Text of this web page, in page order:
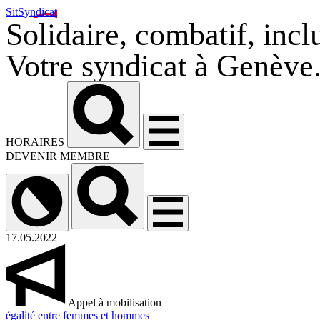
SitSyndicat
Solidaire, combatif,
Votre syndicat à Genève.
HORAIRES
DEVENIR MEMBRE
17.05.2022
Appel à mobilisation
égalité entre femmes et hommes